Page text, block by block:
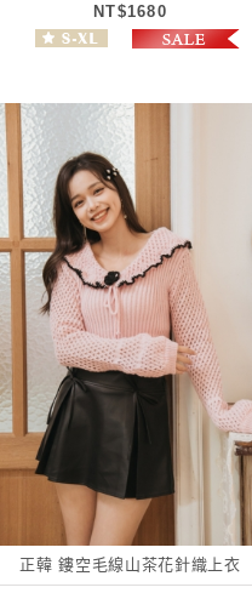
NT$1680
正韓 鏤空毛線山茶花針織上衣